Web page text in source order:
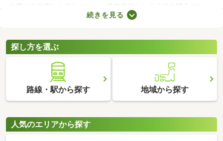
を満たす住宅しか作れません。建築条件なしの土地を購入すれ
ば、自由度の高い注文住宅を建てられるため、家族全員の理想を
境をチェックして、好みの場所にある土地を購入しましょう。
続きを見る
探し方を選ぶ
路線・駅から探す 地域から探す
人気のエリアから探す